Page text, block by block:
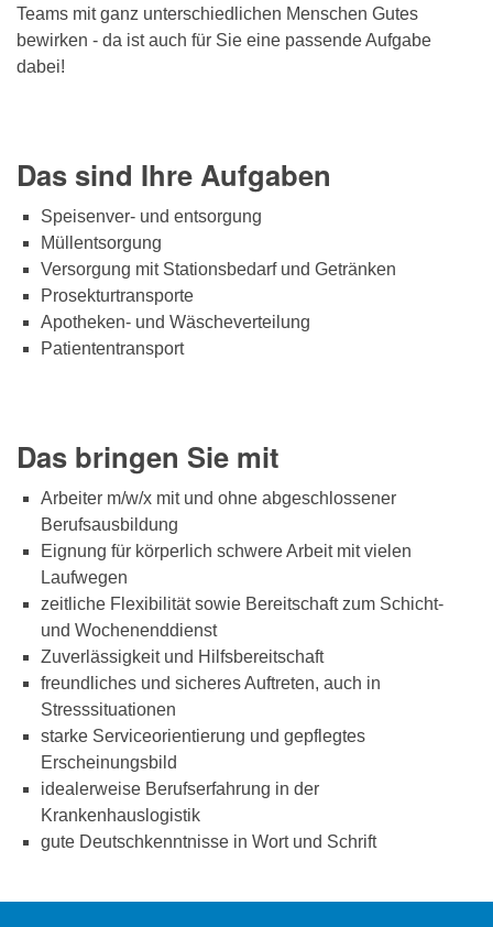
Teams mit ganz unterschiedlichen Menschen Gutes
bewirken - da ist auch für Sie eine passende Aufgabe
dabei!
Das sind Ihre Aufgaben
Speisenver- und entsorgung
Müllentsorgung
Versorgung mit Stationsbedarf und Getränken
Prosekturtransporte
Apotheken- und Wäscheverteilung
Patiententransport
Das bringen Sie mit
Arbeiter m/w/x mit und ohne abgeschlossener
Berufsausbildung
Eignung für körperlich schwere Arbeit mit vielen
Laufwegen
zeitliche Flexibilität sowie Bereitschaft zum Schicht-
und Wochenenddienst
Zuverlässigkeit und Hilfsbereitschaft
freundliches und sicheres Auftreten, auch in
Stresssituationen
starke Serviceorientierung und gepflegtes
Erscheinungsbild
idealerweise Berufserfahrung in der
Krankenhauslogistik
gute Deutschkenntnisse in Wort und Schrift